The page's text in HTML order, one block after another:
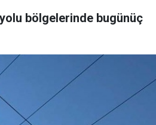
bölgelerinde bugünüç